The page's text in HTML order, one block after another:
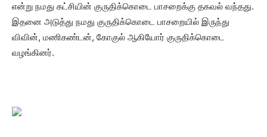
என்று நமது கட்சியின் குருதிக்கொடை பாசறைக்கு தகவல் வந்தது.
இதனை அடுத்து நமது குருதிக்கொடை பாசறையில் இருந்து
விவின், மணிகண்டன், கோகுல் ஆகியோர் குருதிக்கொடை
வழங்கினர்.